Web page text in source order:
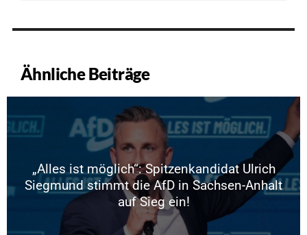
Ähnliche Beiträge
„Alles ist möglich“: Spitzenkandidat Ulrich
Siegmund stimmt die AfD in Sachsen-Anhalt
auf Sieg ein!